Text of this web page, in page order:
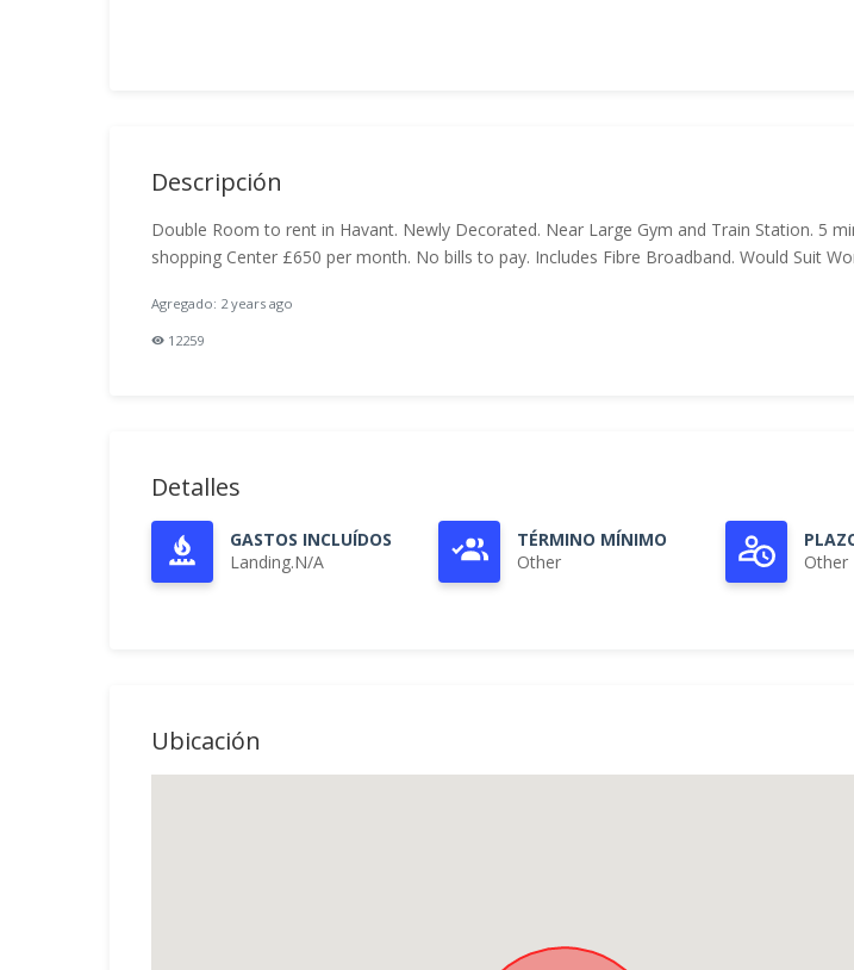
Descripción
Double Room to rent in Havant. Newly Decorated. Near Large Gym and Train Station. 5
shopping Center £650 per month. No bills to pay. Includes Fibre Broadband. Would Suit
Agregado: 2 years ago
12259
Detalles
GASTOS INCLUÍDOS
Landing.N/A
TÉRMINO MÍNIMO
Other
Other
Ubicación